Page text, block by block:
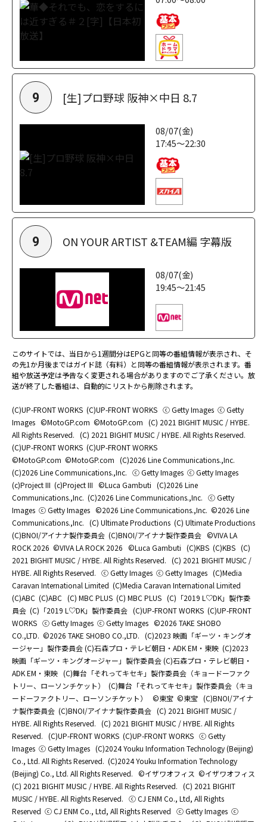
9 [生]プロ野球 阪神×中日 8.7
08/07(金)
17:45～22:30
9 ON YOUR ARTIST &TEAM編 字幕版
08/07(金)
19:45～21:45
このサイトでは、当日から1週間分はEPGと同等の番組情報が表示され、そ
の先1か月後まではガイド誌（有料）と同等の番組情報が表示されます。番
組や放送予定は予告なく変更される場合がありますのでご了承ください。放
送が終了した番組は、自動的にリストから削除されます。
(C)UP-FRONT WORKS (C)UP-FRONT WORKS ⓒ Getty Images ⓒ Getty
Images ©MotoGP.com ©MotoGP.com (C) 2021 BIGHIT MUSIC / HYBE.
All Rights Reserved. (C) 2021 BIGHIT MUSIC / HYBE. All Rights Reserved.
(C)UP-FRONT WORKS (C)UP-FRONT WORKS
©MotoGP.com ©MotoGP.com (C)2026 Line Communications.,Inc.
(C)2026 Line Communications.,Inc. ⓒ Getty Images ⓒ Getty Images
(c)Project III (c)Project III ©Luca Gambuti (C)2026 Line
Communications.,Inc. (C)2026 Line Communications.,Inc. ⓒ Getty
Images ⓒ Getty Images ©2026 Line Communications.,Inc. ©2026 Line
Communications.,Inc. (C) Ultimate Productions (C) Ultimate Productions
(C)BNOI/アイナナ製作委員会 (C)BNOI/アイナナ製作委員会 ©️VIVA LA
ROCK 2026 ©️VIVA LA ROCK 2026 ©Luca Gambuti (C)KBS (C)KBS (C)
2021 BIGHIT MUSIC / HYBE. All Rights Reserved. (C) 2021 BIGHIT MUSIC /
HYBE. All Rights Reserved. ⓒ Getty Images ⓒ Getty Images (C)Media
Caravan International Limited (C)Media Caravan International Limited
(C)ABC (C)ABC (C) MBC PLUS (C) MBC PLUS (C)「2019 L♡DK」製作委
員会 (C)「2019 L♡DK」製作委員会 (C)UP-FRONT WORKS (C)UP-FRONT
WORKS ⓒ Getty Images ⓒ Getty Images ©2026 TAKE SHOBO
CO.,LTD. ©2026 TAKE SHOBO CO.,LTD. (C)2023 映画「ギーツ・キングオ
ージャー」製作委員会 (C)石森プロ・テレビ朝日・ADK EM・東映 (C)2023
映画「ギーツ・キングオージャー」製作委員会 (C)石森プロ・テレビ朝日・
ADK EM・東映 (C)舞台「それってキセキ」製作委員会（キョードーファク
トリー、ローソンチケット）
(C)舞台「それってキセキ」製作委員会（キョ
ードーファクトリー、ローソンチケット）
©東宝 ©東宝 (C)BNOI/アイナ
ナ製作委員会 (C)BNOI/アイナナ製作委員会 (C) 2021 BIGHIT MUSIC /
HYBE. All Rights Reserved. (C) 2021 BIGHIT MUSIC / HYBE. All Rights
Reserved. (C)UP-FRONT WORKS (C)UP-FRONT WORKS ⓒ Getty
Images ⓒ Getty Images (C)2024 Youku Information Technology (Beijing)
Co., Ltd. All Rights Reserved. (C)2024 Youku Information Technology
(Beijing) Co., Ltd. All Rights Reserved. ©イザワオフィス ©イザワオフィス
(C) 2021 BIGHIT MUSIC / HYBE. All Rights Reserved. (C) 2021 BIGHIT
MUSIC / HYBE. All Rights Reserved. ⓒ CJ ENM Co., Ltd, All Rights
Reserved ⓒ CJ ENM Co., Ltd, All Rights Reserved ⓒ Getty Images ⓒ